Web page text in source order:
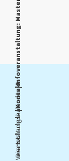
Veranstaltungskalender |
Die Hochschule |
Kontakt